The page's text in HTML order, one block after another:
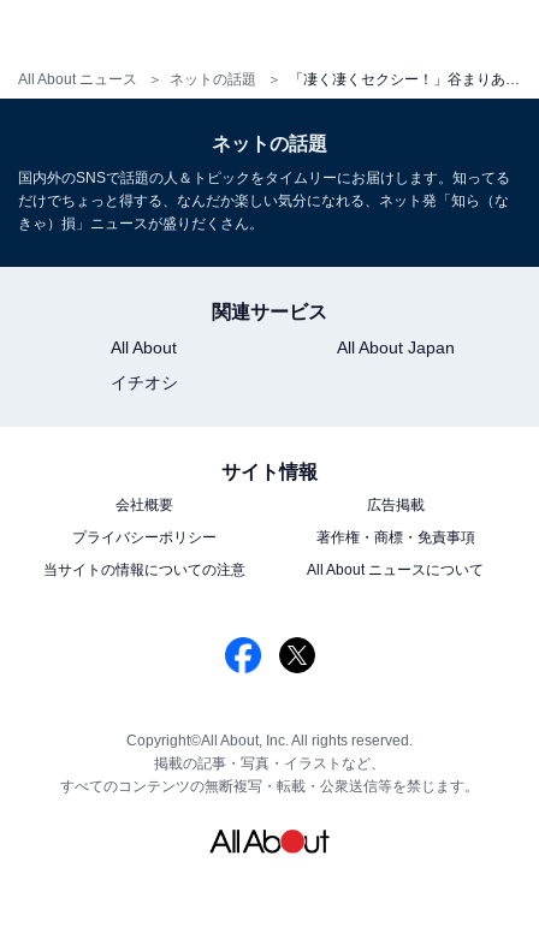
All About ニュース ネットの話題
ネットの話題
国内外のSNSで話題の人＆トピックをタイムリーにお届けします。知ってる
だけでちょっと得する、なんだか楽しい気分になれる、ネット発「知ら（な
きゃ）損」ニュースが盛りだくさん。
関連サービス
All About
All About Japan
イチオシ
サイト情報
会社概要
広告掲載
プライバシーポリシー
著作権・商標・免責事項
当サイトの情報についての注意
All About ニュースについて
Copyright©All About, Inc. All rights reserved.
掲載の記事・写真・イラストなど、
すべてのコンテンツの無断複写・転載・公衆送信等を禁じます。